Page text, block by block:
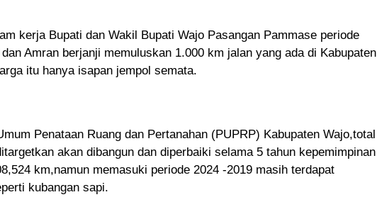
kerja Bupati dan Wakil Bupati Wajo Pasangan Pammase periode
Amran berjanji memuluskan 1.000 km jalan yang ada di Kabupaten
itu hanya isapan jempol semata.
Penataan Ruang dan Pertanahan (PUPRP) Kabupaten Wajo,total
akan dibangun dan diperbaiki selama 5 tahun kepemimpinan
km,namun memasuki periode 2024 -2019 masih terdapat
kubangan sapi.